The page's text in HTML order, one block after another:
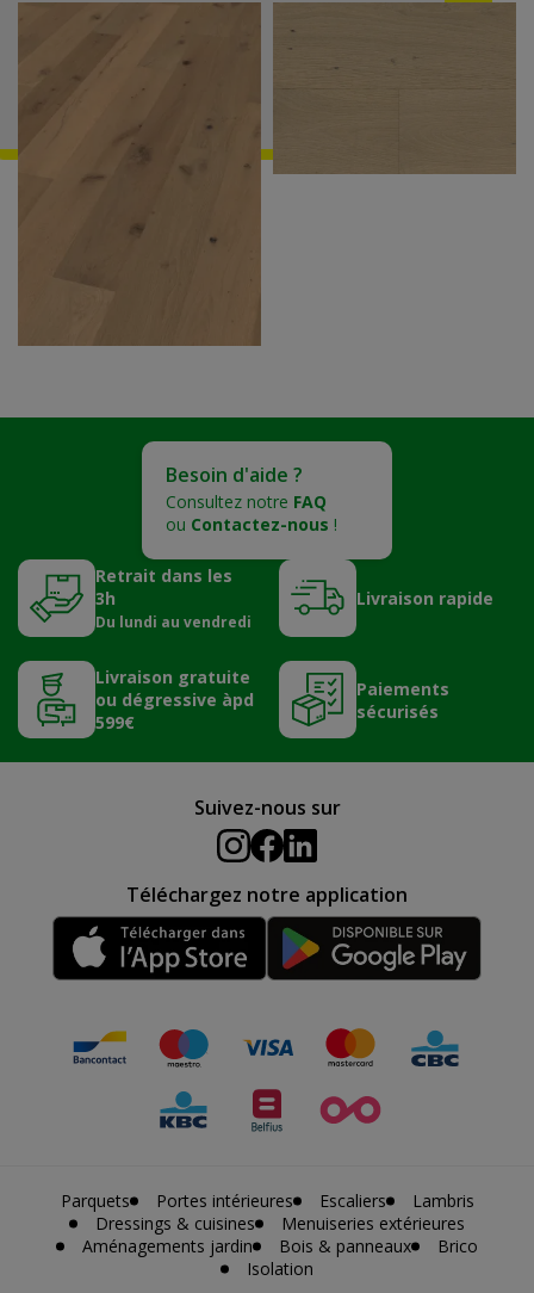
Besoin d'aide ?
Consultez notre FAQ
ou Contactez-nous !
Retrait dans les
3h
Du lundi au vendredi
Livraison rapide
Livraison gratuite
ou dégressive àpd
599€
Paiements
sécurisés
Suivez-nous sur
Téléchargez notre application
Parquets Portes intérieures Escaliers
Lambris
Dressings & cuisines
Menuiseries extérieures
Aménagements jardin
Bois & panneaux
Brico
Isolation